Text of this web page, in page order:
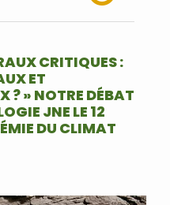
CRITIQUES :
ET
? » NOTRE DÉBAT
JNE LE 12
DU CLIMAT